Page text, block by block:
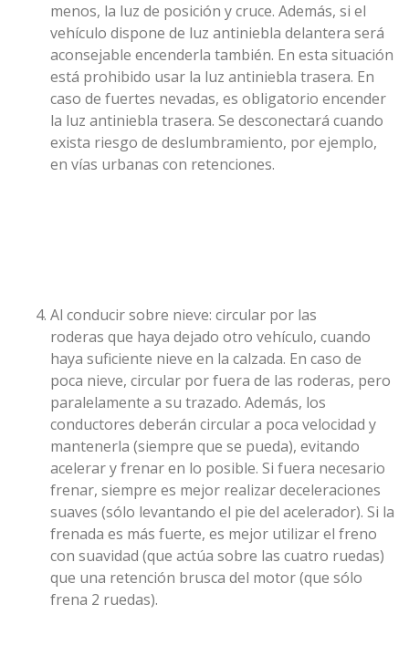
menos, la luz de posición y cruce. Además, si el
vehículo dispone de luz antiniebla delantera será
aconsejable encenderla también. En esta situación
está prohibido usar la luz antiniebla trasera. En
caso de fuertes nevadas, es obligatorio encender
la luz antiniebla trasera. Se desconectará cuando
exista riesgo de deslumbramiento, por ejemplo,
en vías urbanas con retenciones.
Al conducir sobre nieve: circular por las
roderas que haya dejado otro vehículo, cuando
haya suficiente nieve en la calzada. En caso de
poca nieve, circular por fuera de las roderas, pero
paralelamente a su trazado. Además, los
conductores deberán circular a poca velocidad y
mantenerla (siempre que se pueda), evitando
acelerar y frenar en lo posible. Si fuera necesario
frenar, siempre es mejor realizar deceleraciones
suaves (sólo levantando el pie del acelerador). Si la
frenada es más fuerte, es mejor utilizar el freno
con suavidad (que actúa sobre las cuatro ruedas)
que una retención brusca del motor (que sólo
frena 2 ruedas).